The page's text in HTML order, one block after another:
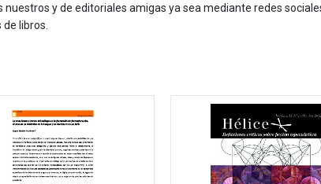
nuestros y de editoriales amigas ya sea mediante redes
libros.